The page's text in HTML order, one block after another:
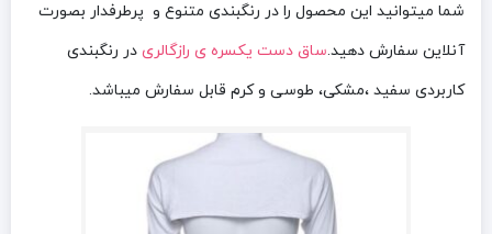
شما میتوانید این محصول را در رنگبندی متنوع و پرطرفدار بصورت
آنلاین سفارش دهید.ساق دست یکسره ی رازگالری در رنگبندی
کاربردی سفید ،مشکی، طوسی و کرم قابل سفارش میباشد.